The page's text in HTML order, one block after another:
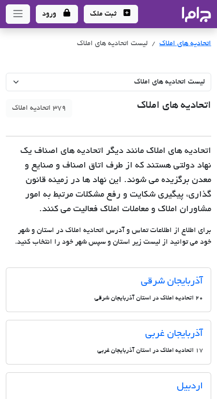
- سامانه جامع املاک و مشاورین املاک
ثبت ملک ورود
اتحادیه های املاک لیست اتحادیه های املاک
اتحادیه های املاک 379 اتحادیه املاک
اتحادیه های املاک مانند دیگر اتحادیه های اصناف یک
نهاد دولتی هستند که از طرف اتاق اصناف و صنایع و
معدن برگزیده می شوند. این نهاد ها در زمینه قانون
گذاری، پیگیری شکایت و رفع مشکلات مرتبط به امور
مشاوران املاک و معاملات املاک فعالیت می کنند.
برای اطلاع از اطلاعات تماس و آدرس اتحادیه املاک در استان و شهر
خود می توانید از لیست زیر استان و سپس شهر خود را انتخاب کنید.
آذربایجان شرقی
20 اتحادیه املاک در استان آذربایجان شرقی
آذربایجان غربی
17 اتحادیه املاک در استان آذربایجان غربی
اردبیل